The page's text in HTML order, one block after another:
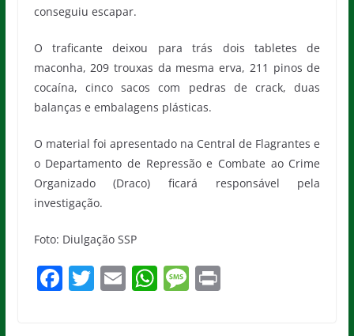
conseguiu escapar.
O traficante deixou para trás dois tabletes de
maconha, 209 trouxas da mesma erva, 211 pinos de
cocaína, cinco sacos com pedras de crack, duas
balanças e embalagens plásticas.
O material foi apresentado na Central de Flagrantes e
o Departamento de Repressão e Combate ao Crime
Organizado (Draco) ficará responsável pela
investigação.
Foto: Diulgação SSP
F T E W M Pr